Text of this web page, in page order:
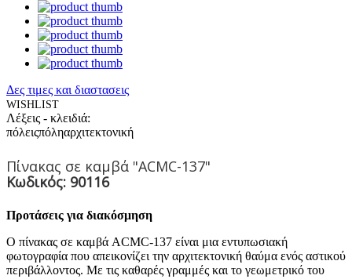
Δες τιμες και διαστασεις
WISHLIST
Λέξεις - κλειδιά:
πόλειςπόληαρχιτεκτονική
Πίνακας σε καμβά "ACMC-137"
Κωδικός: 90116
Προτάσεις για διακόσμηση
Ο πίνακας σε καμβά ACMC-137 είναι μια εντυπωσιακή
φωτογραφία που απεικονίζει την αρχιτεκτονική θαύμα ενός αστικού
περιβάλλοντος. Με τις καθαρές γραμμές και το γεωμετρικό του